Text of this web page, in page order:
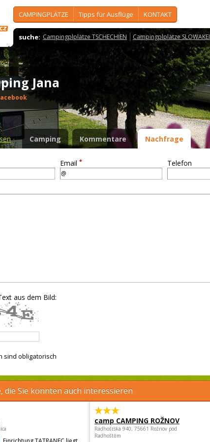
CAMPINGPLÄTZE Tipps für Ausflüge KONTAKT
suche: Campingplplätze TSCHECHIEN Campingplplätze SLOWAKEI
Jana
Camping Kommentare Nachfrage
Email * Telefon
aus dem Bild:
sind obligatorisch
die Sie könnten auch interessieren
camp CAMPING ROŽNOV
Radhošťská 940, 75661 Rožnov pod
Radhoštěm